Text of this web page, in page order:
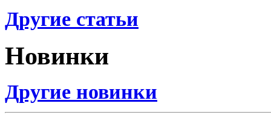
Другие статьи
Новинки
Другие новинки